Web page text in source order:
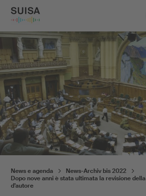
News e agenda
News-Archiv bis 2022
Dopo nove anni è stata ultimata la revisione
d’autore